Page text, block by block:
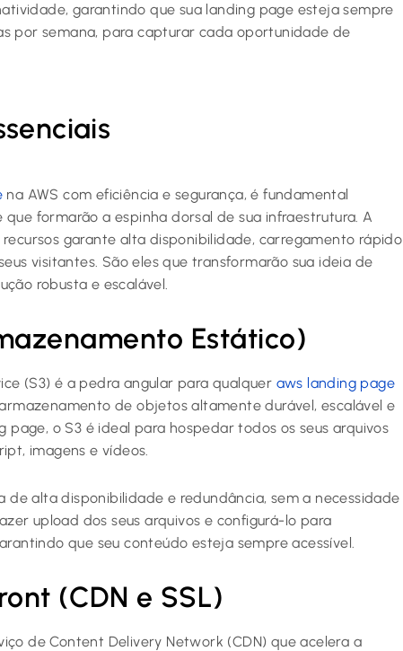
garantindo que sua landing page esteja sempre
por semana, para capturar cada oportunidade de
na AWS com eficiência e segurança, é fundamental
formarão a espinha dorsal de sua infraestrutura. A
garante alta disponibilidade, carregamento rápido
visitantes. São eles que transformarão sua ideia de
robusta e escalável.
Estático)
(S3) é a pedra angular para qualquer aws landing page
de objetos altamente durável, escalável e
page, o S3 é ideal para hospedar todos os seus arquivos
imagens e vídeos.
de alta disponibilidade e redundância, sem a necessidade
upload dos seus arquivos e configurá-lo para
que seu conteúdo esteja sempre acessível.
(CDN e SSL)
de Content Delivery Network (CDN) que acelera a